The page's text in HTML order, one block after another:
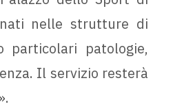
nelle strutture di
particolari patologie,
Il servizio resterà